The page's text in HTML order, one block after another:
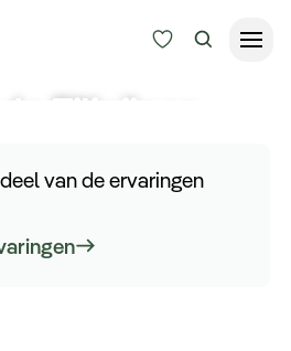
Filipijnen
van de ervaringen